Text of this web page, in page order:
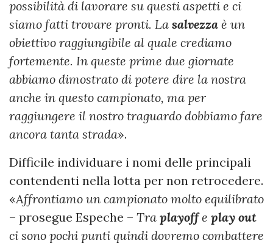
possibilità di lavorare su questi aspetti e ci
siamo fatti trovare pronti. La salvezza è un
obiettivo raggiungibile al quale crediamo
fortemente. In queste prime due giornate
abbiamo dimostrato di potere dire la nostra
anche in questo campionato, ma per
raggiungere il nostro traguardo dobbiamo fare
ancora tanta strada».
Difficile individuare i nomi delle principali
contendenti nella lotta per non retrocedere.
«Affrontiamo un campionato molto equilibrato
– prosegue Espeche – Tra playoffe play out
ci sono pochi punti quindi dovremo combattere